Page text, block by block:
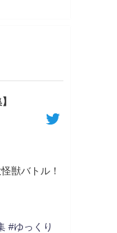
獣バトル！
#ゆっくり